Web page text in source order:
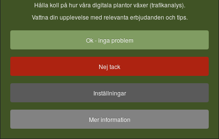
© 2026 Vireta AB - GjordNära Tunnelväxthus. All Rights
Reserved.
Hålla koll på hur våra digitala plantor växer (trafikanalys).
Vattna din upplevelse med relevanta erbjudanden och tips.
Ok - inga problem
Nej tack
Inställningar
Mer information